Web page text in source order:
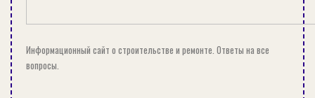
грунту или под ним расположены
неотапливаемый подвал или подполье, то под
стяжку необходимо уложить утеплитель и
гидроизоляцию. Минеральную вату или
пенополистирол защищают
Информационный сайт о строительстве и ремонте. Ответы на все
вопросы.